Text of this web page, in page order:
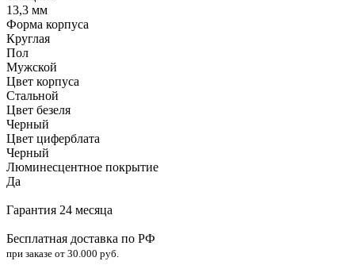
13,3 мм
Форма корпуса
Круглая
Пол
Мужской
Цвет корпуса
Стальной
Цвет безеля
Черный
Цвет циферблата
Черный
Люминесцентное покрытие
Да
Гарантия 24 месяца
Бесплатная доставка по РФ
при заказе от 30.000 руб.